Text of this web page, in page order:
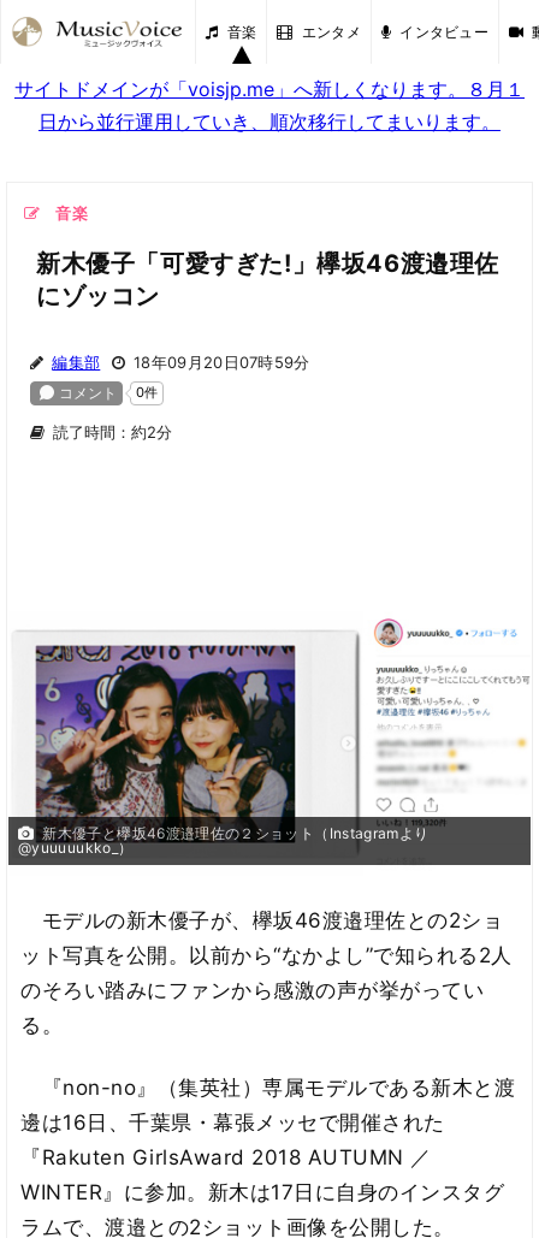
音楽 エンタメ インタビュー
サイトドメインが「voisjp.me」へ新しくなります。８月１
日から並行運用していき、順次移行してまいります。
音楽
新木優子「可愛すぎた!」欅坂46渡邉理佐
にゾッコン
編集部 18年09月20日07時59分
読了時間：約2分
新木優子と欅坂46渡邉理佐の２ショット（Instagramより
@yuuuuukko_）
モデルの新木優子が、欅坂46渡邉理佐との2ショ
ット写真を公開。以前から“なかよし”で知られる2人
のそろい踏みにファンから感激の声が挙がってい
る。
『non-no』（集英社）専属モデルである新木と渡
邊は16日、千葉県・幕張メッセで開催された
『Rakuten GirlsAward 2018 AUTUMN ／
WINTER』に参加。新木は17日に自身のインスタグ
ラムで、渡邉との2ショット画像を公開した。